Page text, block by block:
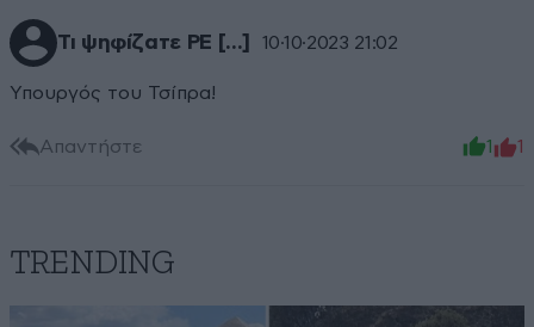
Τι ψηφίζατε ΡΕ [...] 10·10·2023 21:02
Υπουργός του Τσίπρα!
Απαντήστε 1 1
TRENDING